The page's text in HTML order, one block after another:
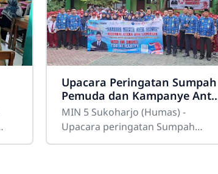
Upacara Peringatan Sumpah
Pemuda dan Kampanye Anti
Narkoba
MIN 5 Sukoharjo (Humas) -
Upacara peringatan Sumpah
Pemuda pada tahun 2025 sukses